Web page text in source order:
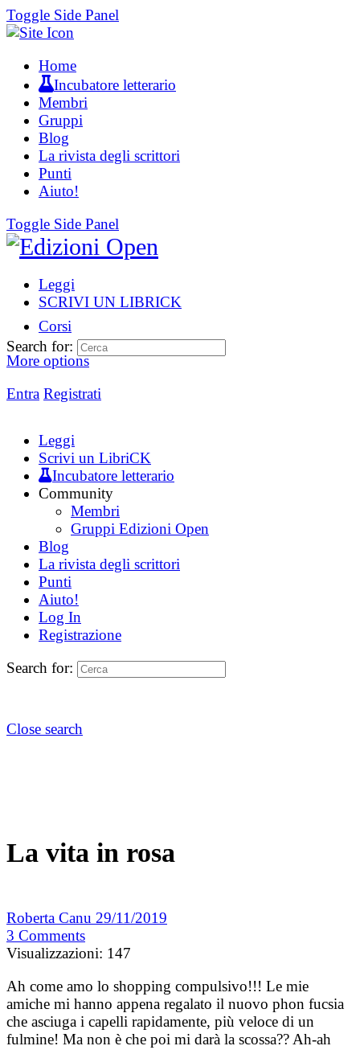
Toggle Side Panel
Home
Incubatore letterario
Membri
Gruppi
Blog
La rivista degli scrittori
Punti
Aiuto!
Toggle Side Panel
Leggi
SCRIVI UN LIBRICK
Corsi
More options
Entra Registrati
Search for:
Leggi
Scrivi un LibriCK
Incubatore letterario
Community
Membri
Gruppi Edizioni Open
Blog
La rivista degli scrittori
Punti
Aiuto!
Log In
Registrazione
Search for:
Close search
La vita in rosa
Roberta Canu 29/11/2019
3 Comments
Visualizzazioni: 147
Ah come amo lo shopping compulsivo!!! Le mie
amiche mi hanno appena regalato il nuovo phon fucsia
che asciuga i capelli rapidamente, più veloce di un
fulmine! Ma non è che poi mi darà la scossa?? Ah-ah